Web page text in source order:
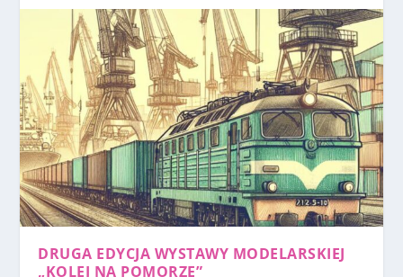
DRUGA EDYCJA WYSTAWY MODELARSKIEJ
„KOLEJ NA POMORZE”